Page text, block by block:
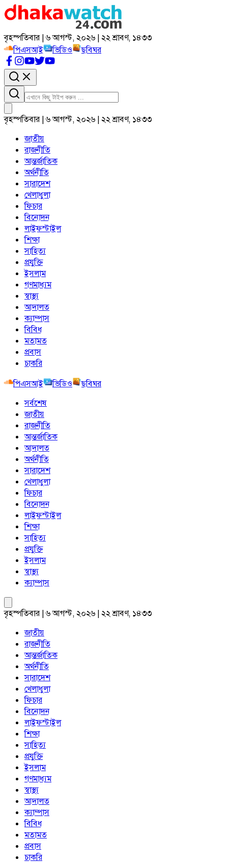
বৃহস্পতিবার | ৬ আগস্ট, ২০২৬ | ২২ শ্রাবণ, ১৪৩৩
পিএসআই
ভিডিও ছবিঘর
বৃহস্পতিবার | ৬ আগস্ট, ২০২৬ | ২২ শ্রাবণ, ১৪৩৩
জাতীয়
রাজনীতি
আন্তর্জাতিক
অর্থনীতি
সারাদেশ
খেলাধুলা
ফিচার
বিনোদন
লাইফস্টাইল
শিক্ষা
সাহিত্য
প্রযুক্তি
ইসলাম
গণমাধ্যম
স্বাস্থ্য
আদালত
ক্যাম্পাস
বিবিধ
মতামত
প্রবাস
চাকরি
পিএসআই
ভিডিও
ছবিঘর
সর্বশেষ
জাতীয়
রাজনীতি
আন্তর্জাতিক
আদালত
অর্থনীতি
সারাদেশ
খেলাধুলা
ফিচার
বিনোদন
লাইফস্টাইল
শিক্ষা
সাহিত্য
প্রযুক্তি
ইসলাম
স্বাস্থ্য
ক্যাম্পাস
বৃহস্পতিবার | ৬ আগস্ট, ২০২৬ | ২২ শ্রাবণ, ১৪৩৩
জাতীয়
রাজনীতি
আন্তর্জাতিক
অর্থনীতি
সারাদেশ
খেলাধুলা
ফিচার
বিনোদন
লাইফস্টাইল
শিক্ষা
সাহিত্য
প্রযুক্তি
ইসলাম
গণমাধ্যম
স্বাস্থ্য
আদালত
ক্যাম্পাস
বিবিধ
মতামত
প্রবাস
চাকরি